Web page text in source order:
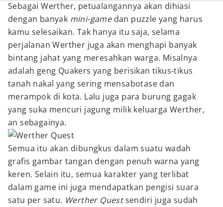
Sebagai Werther, petualangannya akan dihiasi
dengan banyak mini-gamedan puzzle yang harus
kamu selesaikan. Tak hanya itu saja, selama
perjalanan Werther juga akan menghapi banyak
bintang jahat yang meresahkan warga. Misalnya
adalah geng Quakers yang berisikan tikus-tikus
tanah nakal yang sering mensabotase dan
merampok di kota. Lalu juga para burung gagak
yang suka mencuri jagung milik keluarga Werther,
an sebagainya.
Semua itu akan dibungkus dalam suatu wadah
grafis gambar tangan dengan penuh warna yang
keren. Selain itu, semua karakter yang terlibat
dalam game ini juga mendapatkan pengisi suara
satu per satu. Werther Questsendiri juga sudah